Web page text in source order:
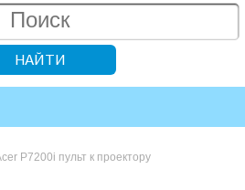
P7200i пульт к проектору